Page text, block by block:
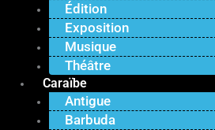
Édition
Exposition
Musique
Théâtre
Caraïbe
Antigue
Barbuda